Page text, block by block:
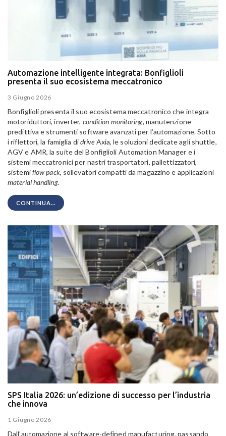
Automazione intelligente integrata: Bonfiglioli
presenta il suo ecosistema meccatronico
3 Giugno 2026
Bonfiglioli presenta il suo ecosistema meccatronico che integra
motoriduttori, inverter, condition monitoring, manutenzione
predittiva e strumenti software avanzati per l’automazione. Sotto
i riflettori, la famiglia didrive Axia, le soluzioni dedicate agli shuttle,
AGV e AMR, la suite del Bonfiglioli Automation Manager e i
sistemi meccatronici per nastri trasportatori, pallettizzatori,
sistemiflow pack, sollevatori compatti da magazzino e applicazioni
material handling.
CONTINUA...
SPS Italia 2026: un’edizione di successo per l’industria
che innova
1 Giugno 2026
Dall’automazione al software-defined manufacturing, passando